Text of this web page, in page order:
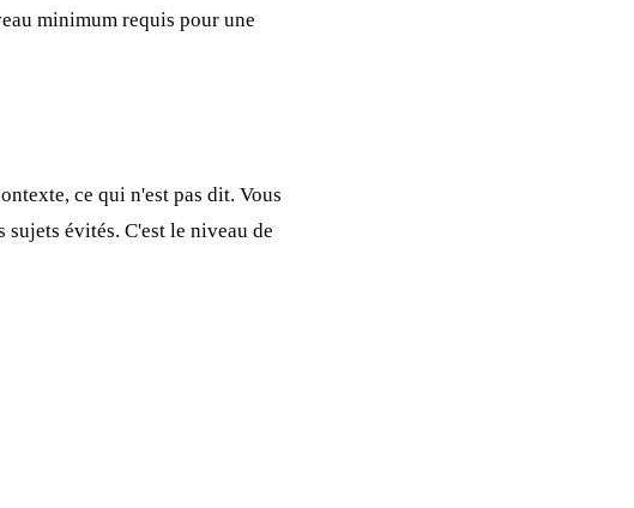
minimum requis pour une
ce qui n'est pas dit. Vous
évités. C'est le niveau de